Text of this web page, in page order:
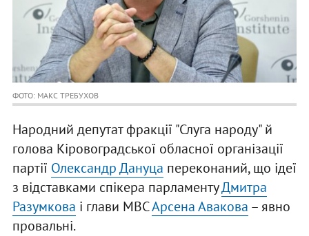
ФОТО: МАКС ТРЕБУХОВ
Народний депутат фракції "Слуга народу" й
голова Кіровоградської обласної організації
партії Олександр Дануца переконаний, що ідеї
з відставками спікера парламентуДмитра
Разумкова і глави МВСАрсена Авакова – явно
провальні.